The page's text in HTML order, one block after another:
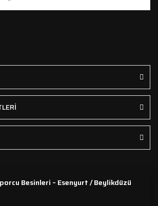
Besinleri – Esenyurt / Beylikdüzü